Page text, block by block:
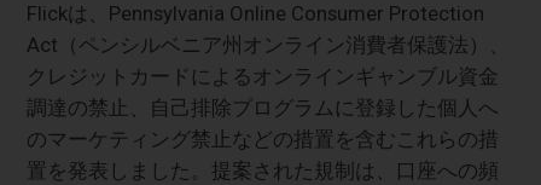
Flickは、Pennsylvania Online Consumer Protection
Act（ペンシルベニア州オンライン消費者保護法）、
クレジットカードによるオンラインギャンブル資金
調達の禁止、自己排除プログラムに登録した個人へ
のマーケティング禁止などの措置を含むこれらの措
置を発表しました。提案された規制は、口座への頻